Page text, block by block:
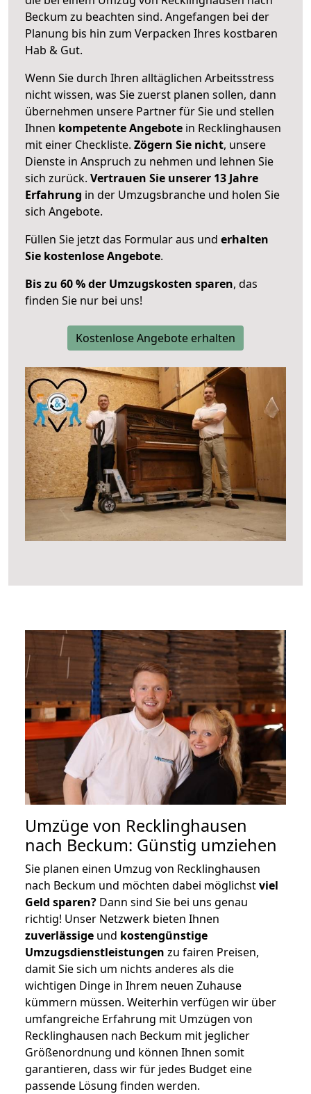
Beckum zu beachten sind. Angefangen bei der
Planung bis hin zum Verpacken Ihres kostbaren
Hab & Gut.
Wenn Sie durch Ihren alltäglichen Arbeitsstress
nicht wissen, was Sie zuerst planen sollen, dann
übernehmen unsere Partner für Sie und stellen
Ihnen kompetente Angebote in Recklinghausen
mit einer Checkliste. Zögern Sie nicht, unsere
Dienste in Anspruch zu nehmen und lehnen Sie
sich zurück. Vertrauen Sie unserer 13 Jahre
Erfahrung in der Umzugsbranche und holen Sie
sich Angebote.
Füllen Sie jetzt das Formular aus und erhalten
Sie kostenlose Angebote.
Bis zu 60 % der Umzugskosten sparen, das
finden Sie nur bei uns!
Kostenlose Angebote erhalten
Umzüge von Recklinghausen
nach Beckum: Günstig umziehen
Sie planen einen Umzug von Recklinghausen
nach Beckum und möchten dabei möglichstviel
Geld sparen? Dann sind Sie bei uns genau
richtig! Unser Netzwerk bieten Ihnen
zuverlässige und kostengünstige
Umzugsdienstleistungen zu fairen Preisen,
damit Sie sich um nichts anderes als die
wichtigen Dinge in Ihrem neuen Zuhause
kümmern müssen. Weiterhin verfügen wir über
umfangreiche Erfahrung mit Umzügen von
Recklinghausen nach Beckum mit jeglicher
Größenordnung und können Ihnen somit
garantieren, dass wir für jedes Budget eine
passende Lösung finden werden.